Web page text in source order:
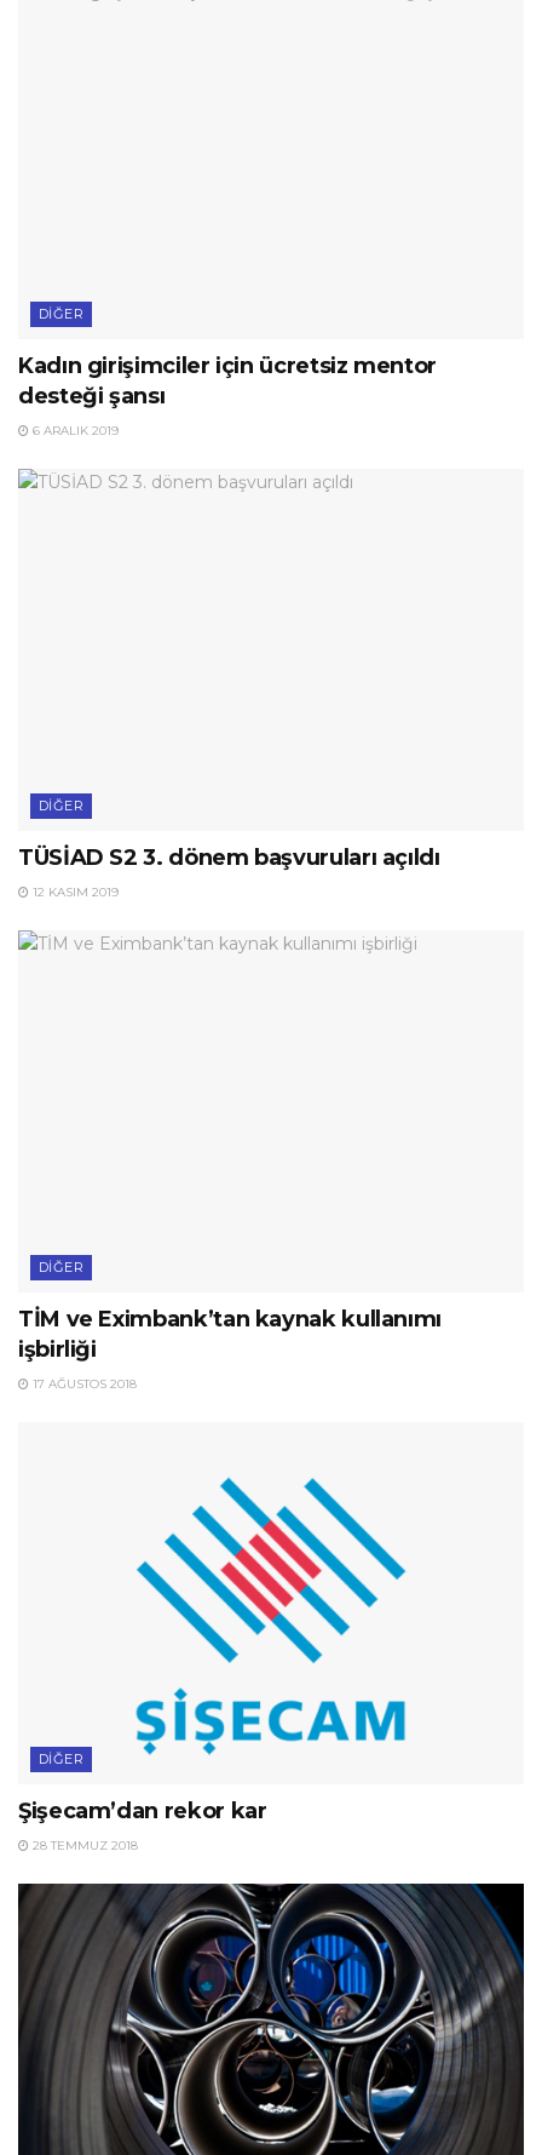
DIĞER
Kadın girişimciler için ücretsiz mentor
desteği şansı
6 ARALIK 2019
DIĞER
TÜSİAD S2 3. dönem başvuruları açıldı
12 KASIM 2019
DIĞER
TİM ve Eximbank’tan kaynak kullanımı
işbirliği
17 AĞUSTOS 2018
DIĞER
Şişecam’dan rekor kar
28 TEMMUZ 2018